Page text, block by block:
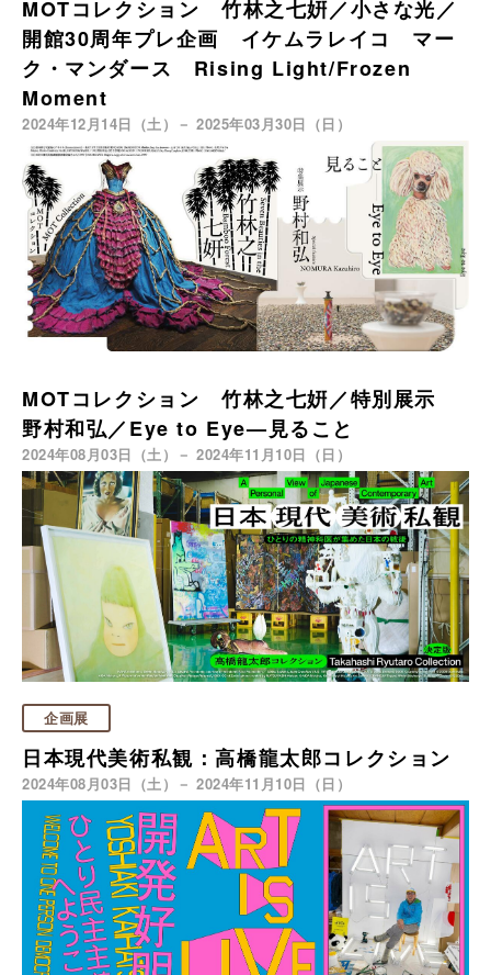
MOTコレクション 竹林之七姸／小さな光／
開館30周年プレ企画 イケムラレイコ マー
ク・マンダース Rising Light/Frozen
Moment
2024年12月14日（土）－ 2025年03月30日（日）
MOTコレクション 竹林之七姸／特別展示
野村和弘／Eye to Eye—見ること
2024年08月03日（土）－ 2024年11月10日（日）
企画展
日本現代美術私観：高橋龍太郎コレクション
2024年08月03日（土）－ 2024年11月10日（日）